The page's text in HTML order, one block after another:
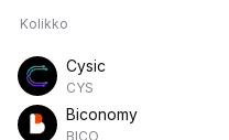
Kolikko
Cysic
CYS
Biconomy
BICO